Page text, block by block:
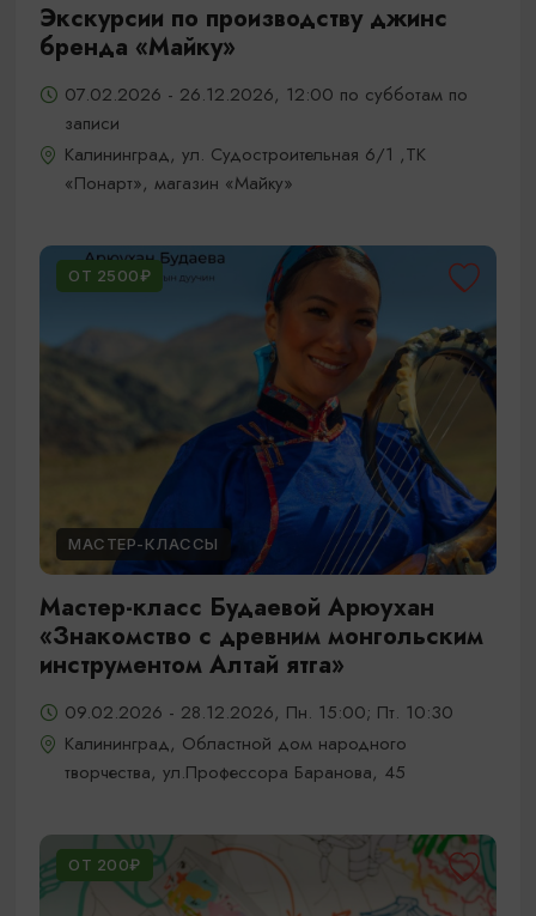
Экскурсии по производству джинс
бренда «Майку»
07.02.2026 - 26.12.2026, 12:00 по субботам по
записи
Калининград, ул. Судостроительная 6/1 ,ТК
«Понарт», магазин «Майку»
ОТ 2500₽
МАСТЕР-КЛАССЫ
Мастер-класс Будаевой Арюухан
«Знакомство с древним монгольским
инструментом Алтай ятга»
09.02.2026 - 28.12.2026, Пн. 15:00; Пт. 10:30
Калининград, Областной дом народного
творчества, ул.Профессора Баранова, 45
ОТ 200₽